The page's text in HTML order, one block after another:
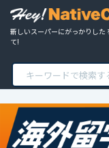
新しいスーパーにがっかりした
て!